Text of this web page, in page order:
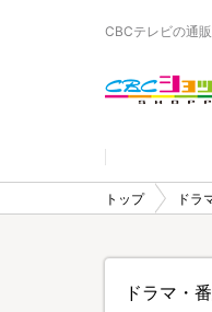
CBCテレビの通
トップ ドラ
ドラマ・